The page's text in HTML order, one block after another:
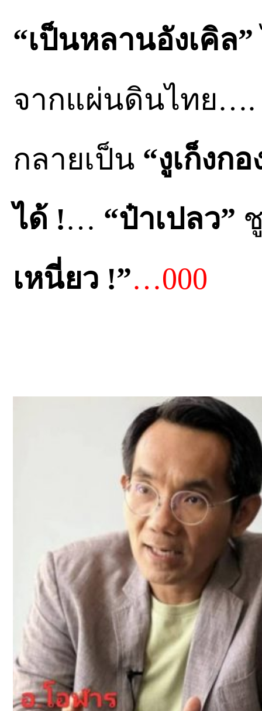
“เป็นหลานอังเคิล”
จากแผ่นดินไทย
กลายเป็น “งูเก็งก
ได้ !… “ป๋าเปลว”
เหนี่ยว !”…000